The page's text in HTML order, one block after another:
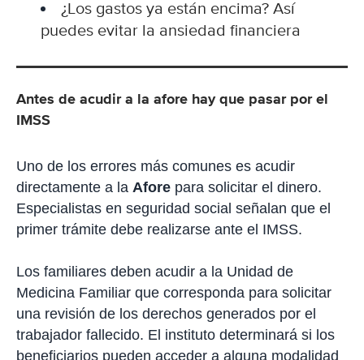
¿Los gastos ya están encima? Así
puedes evitar la ansiedad financiera
Antes de acudir a la afore hay que pasar por el
IMSS
Uno de los errores más comunes es acudir
directamente a la Afore para solicitar el dinero.
Especialistas en seguridad social señalan que el
primer trámite debe realizarse ante el IMSS.
Los familiares deben acudir a la Unidad de
Medicina Familiar que corresponda para solicitar
una revisión de los derechos generados por el
trabajador fallecido. El instituto determinará si los
beneficiarios pueden acceder a alguna modalidad